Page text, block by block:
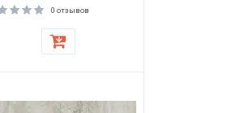
0 отзывов